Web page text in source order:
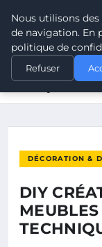
ACCUEIL
DIY CRÉATIF :
DÉCORATION &
DIY
Nous utilisons
de navigation. En
politique de
Refuser